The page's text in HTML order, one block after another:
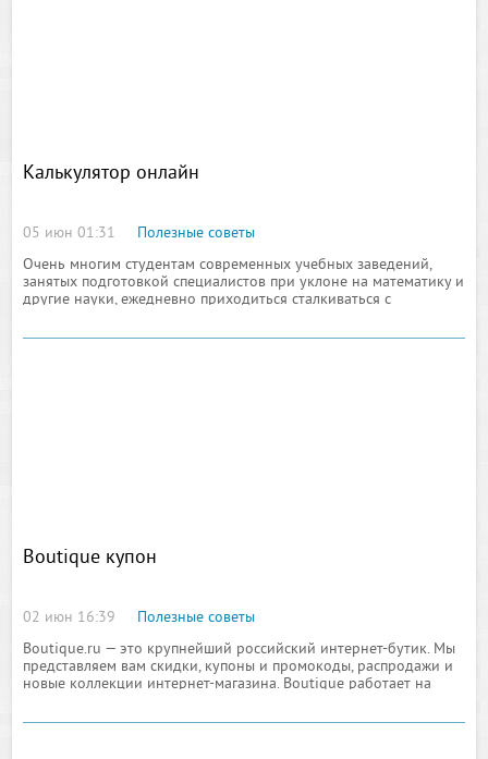
Калькулятор онлайн
05 июн 01:31
Полезные советы
Очень многим студентам современных учебных заведений,
занятых подготовкой специалистов при уклоне на математику и
другие науки, ежедневно приходиться сталкиваться с
компьютеризации, порой примитивными и самыми простыми
Boutique купон
02 июн 16:39
Полезные советы
Boutique.ru — это крупнейший российский интернет-бутик. Мы
представляем вам скидки, купоны и промокоды, распродажи и
новые коллекции интернет-магазина. Boutique работает на
огромным ассортиментом